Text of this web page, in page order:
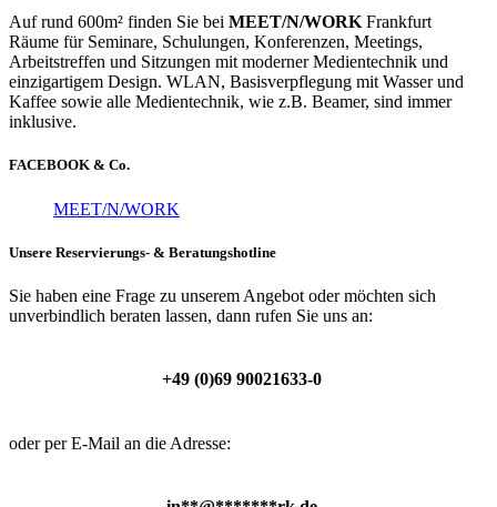
Auf rund 600m² finden Sie bei MEET/N/WORK Frankfurt
Räume für Seminare, Schulungen, Konferenzen, Meetings,
Arbeitstreffen und Sitzungen mit moderner Medientechnik und
einzigartigem Design. WLAN, Basisverpflegung mit Wasser und
Kaffee sowie alle Medientechnik, wie z.B. Beamer, sind immer
inklusive.
FACEBOOK & Co.
MEET/N/WORK
Unsere Reservierungs- & Beratungshotline
Sie haben eine Frage zu unserem Angebot oder möchten sich
unverbindlich beraten lassen, dann rufen Sie uns an:
+49 (0)69 90021633-0
oder per E-Mail an die Adresse: